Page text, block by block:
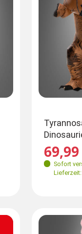
Größen
M-L 48-50 L-
XL 52-54
3 XL 62-64
Sofort
S